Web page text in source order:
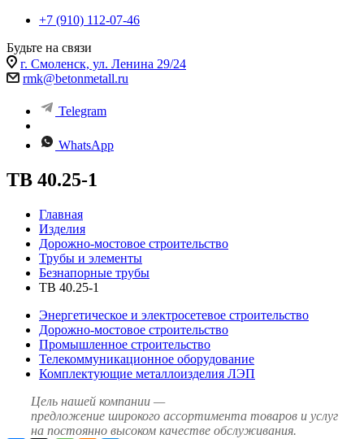
+7 (910) 112-07-46
Будьте на связи
г. Смоленск, ул. Ленина 29/24
rmk@betonmetall.ru
Telegram
WhatsApp
ТВ 40.25-1
Главная
Изделия
Дорожно-мостовое строительство
Трубы и элементы
Безнапорные трубы
ТВ 40.25-1
Энергетическое и электросетевое строительство
Дорожно-мостовое строительство
Промышленное строительство
Телекоммуникационное оборудование
Комплектующие металлоизделия ЛЭП
Цель нашей компании —
предложение широкого ассортимента товаров и услуг
на постоянно высоком качестве обслуживания.